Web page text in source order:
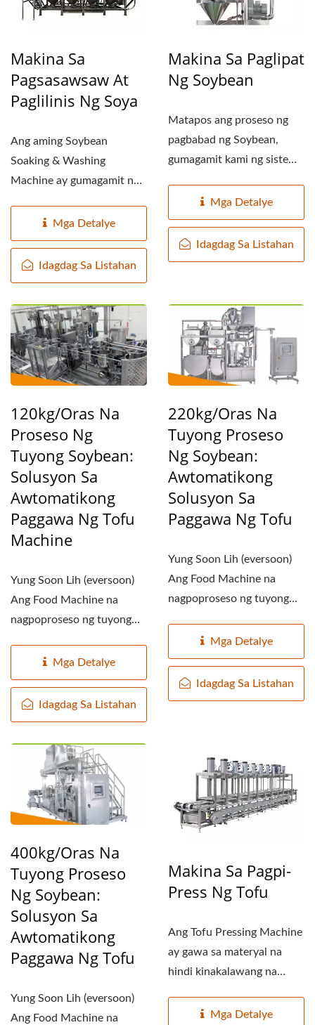
Makina Sa
Pagsasawsaw At
Paglilinis Ng Soya
Ang aming Soybean
Soaking & Washing
Machine ay gumagamit ng
sa tubig...Mga Detalye
Idagdag Sa Listahan
Makina Sa Paglipat
Ng Soybean
Matapos ang proseso ng
pagbabad ng Soybean,
gumagamit kami ng sistema
transferring...Mga Detalye
Idagdag Sa Listahan
120kg/oras Na
Proseso Ng
Tuyong Soybean:
Solusyon Sa
Awtomatikong
Paggawa Ng Tofu
Machine
Yung Soon Lih (eversoon)
Ang Food Machine na
nagpoproseso ng tuyong
makabagong...Mga Detalye
Idagdag Sa Listahan
220kg/oras Na
Tuyong Proseso
Ng Soybean:
Awtomatikong
Solusyon Sa
Paggawa Ng Tofu
Yung Soon Lih (eversoon)
Ang Food Machine na
nagpoproseso ng tuyong
makabagong...Mga Detalye
Idagdag Sa Listahan
400kg/oras Na
Tuyong Proseso
Ng Soybean:
Solusyon Sa
Awtomatikong
Paggawa Ng Tofu
Yung Soon Lih (eversoon)
Ang Food Machine na
Makina Sa Pagpi-
Press Ng Tofu
Ang Tofu Pressing Machine
ay gawa sa materyal na
hindi kinakalawang na
Mga Detalye